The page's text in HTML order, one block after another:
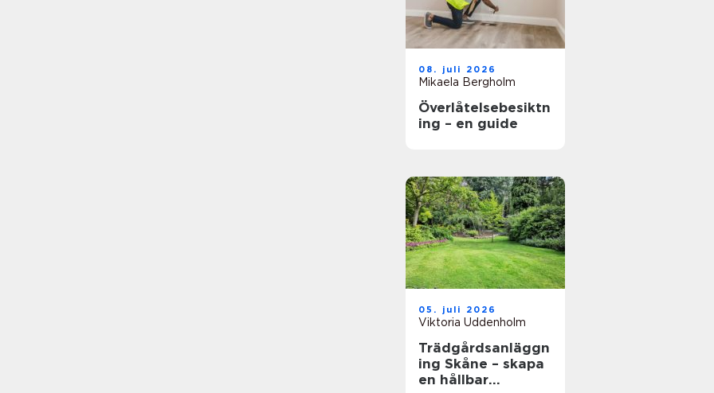
08. juli 2026
Mikaela Bergholm
Överlåtelsebesiktn
ing – en guide
05. juli 2026
Viktoria Uddenholm
Trädgårdsanläggn
ing Skåne – skapa
en hållbar